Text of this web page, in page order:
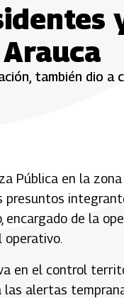
también dio
Pública en la
de la
operativo.
en el control
alertas